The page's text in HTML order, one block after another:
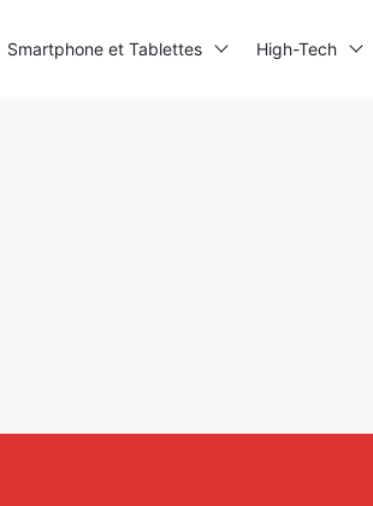
Smartphone et Tablettes High-Tech